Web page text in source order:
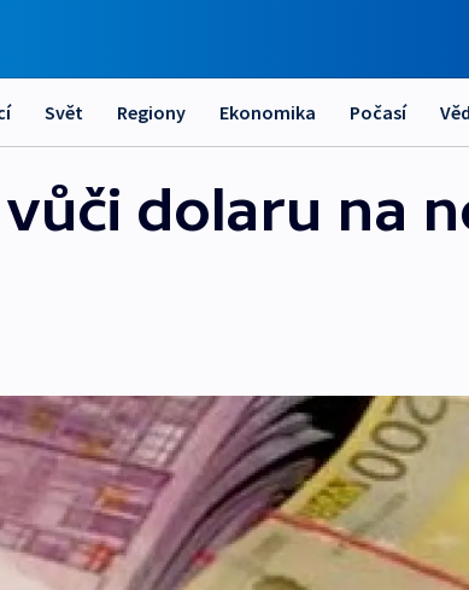
Svět Regiony Ekonomika Počasí
dolaru na